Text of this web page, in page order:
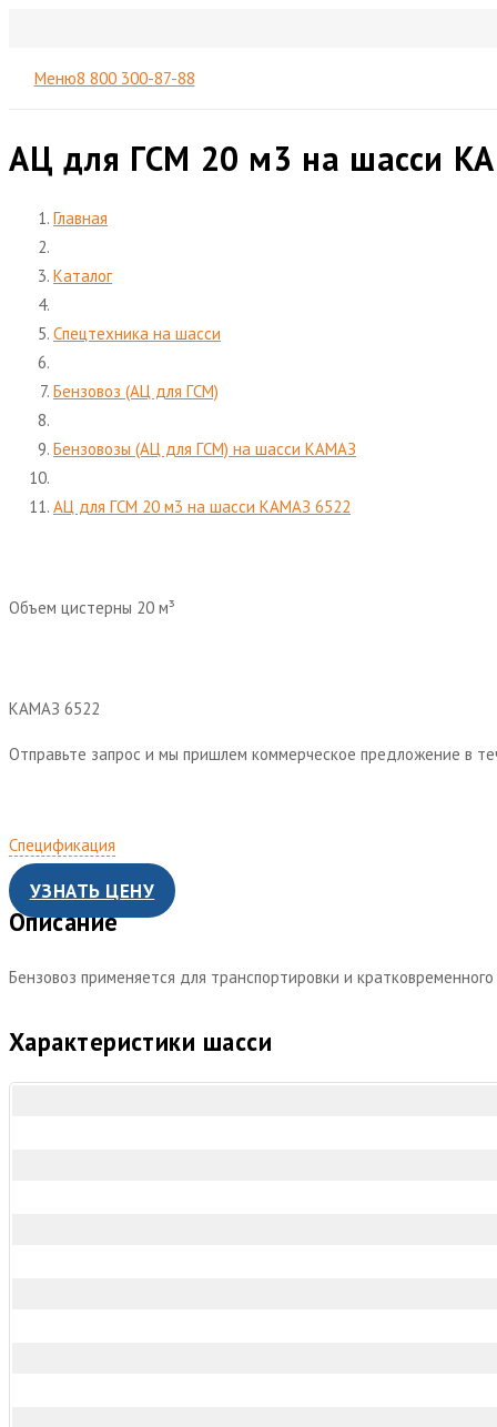
Меню8 800 300-87-88
АЦ для ГСМ 20 м3 на шасси
Главная
Каталог
Спецтехника на шасси
Бензовоз (АЦ для ГСМ)
Бензовозы (АЦ для ГСМ) на шасси КАМАЗ
АЦ для ГСМ 20 м3 на шасси КАМАЗ 6522
Объем цистерны 20 м³
КАМАЗ 6522
Отправьте запрос и мы пришлем коммерческое предложение в
Спецификация
УЗНАТЬ ЦЕНУ
Описание
Бензовоз применяется для транспортировки и
Характеристики шасси